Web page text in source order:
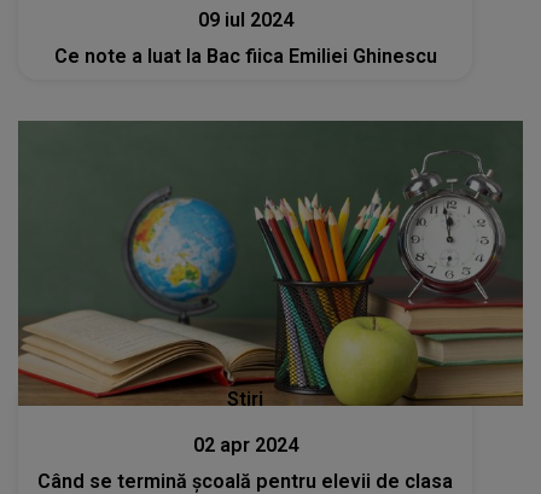
09 iul 2024
Ce note a luat la Bac fiica Emiliei Ghinescu
Stiri
02 apr 2024
Când se termină școală pentru elevii de clasa